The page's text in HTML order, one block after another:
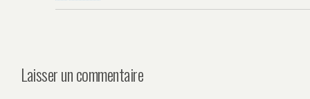
Laisser un commentaire